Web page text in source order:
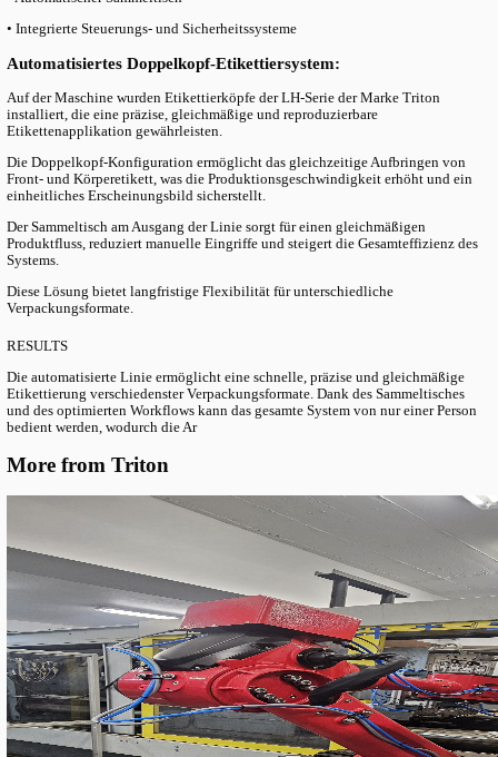
gewährleisten – bei gleichzeitig kompakter und
Bedienung.
Ein zentrales Ziel war es außerdem, dass die gesamte Linie von
Bediener gesteuert werden kann.
THE SOLUTION
Die Lösung
Eine vollautomatisierte Etikettierlinie, entwickelt für maximale
einfache Bedienung und hohe Produktivität.
Es wurde eine automatische Linie mit einem Sammeltisch am
installiert, der die Produkthandhabung erleichtert und den
Die Maschine ist mit zwei Etikettierköpfen ausgestattet: einem
Frontetikett und einem weiteren für das Körperetikett, das auf
unterschiedlicher Typen, Größen und Durchmesser mit
Qualität und Präzision zu etikettieren.
PRODUCTS USED
Eingesetzte Technologien
• Etikettierköpfe der Triton LH-Serie
• Doppelte Etikettierstation (Front- und Körperetikett)
• Automatischer Sammeltisch